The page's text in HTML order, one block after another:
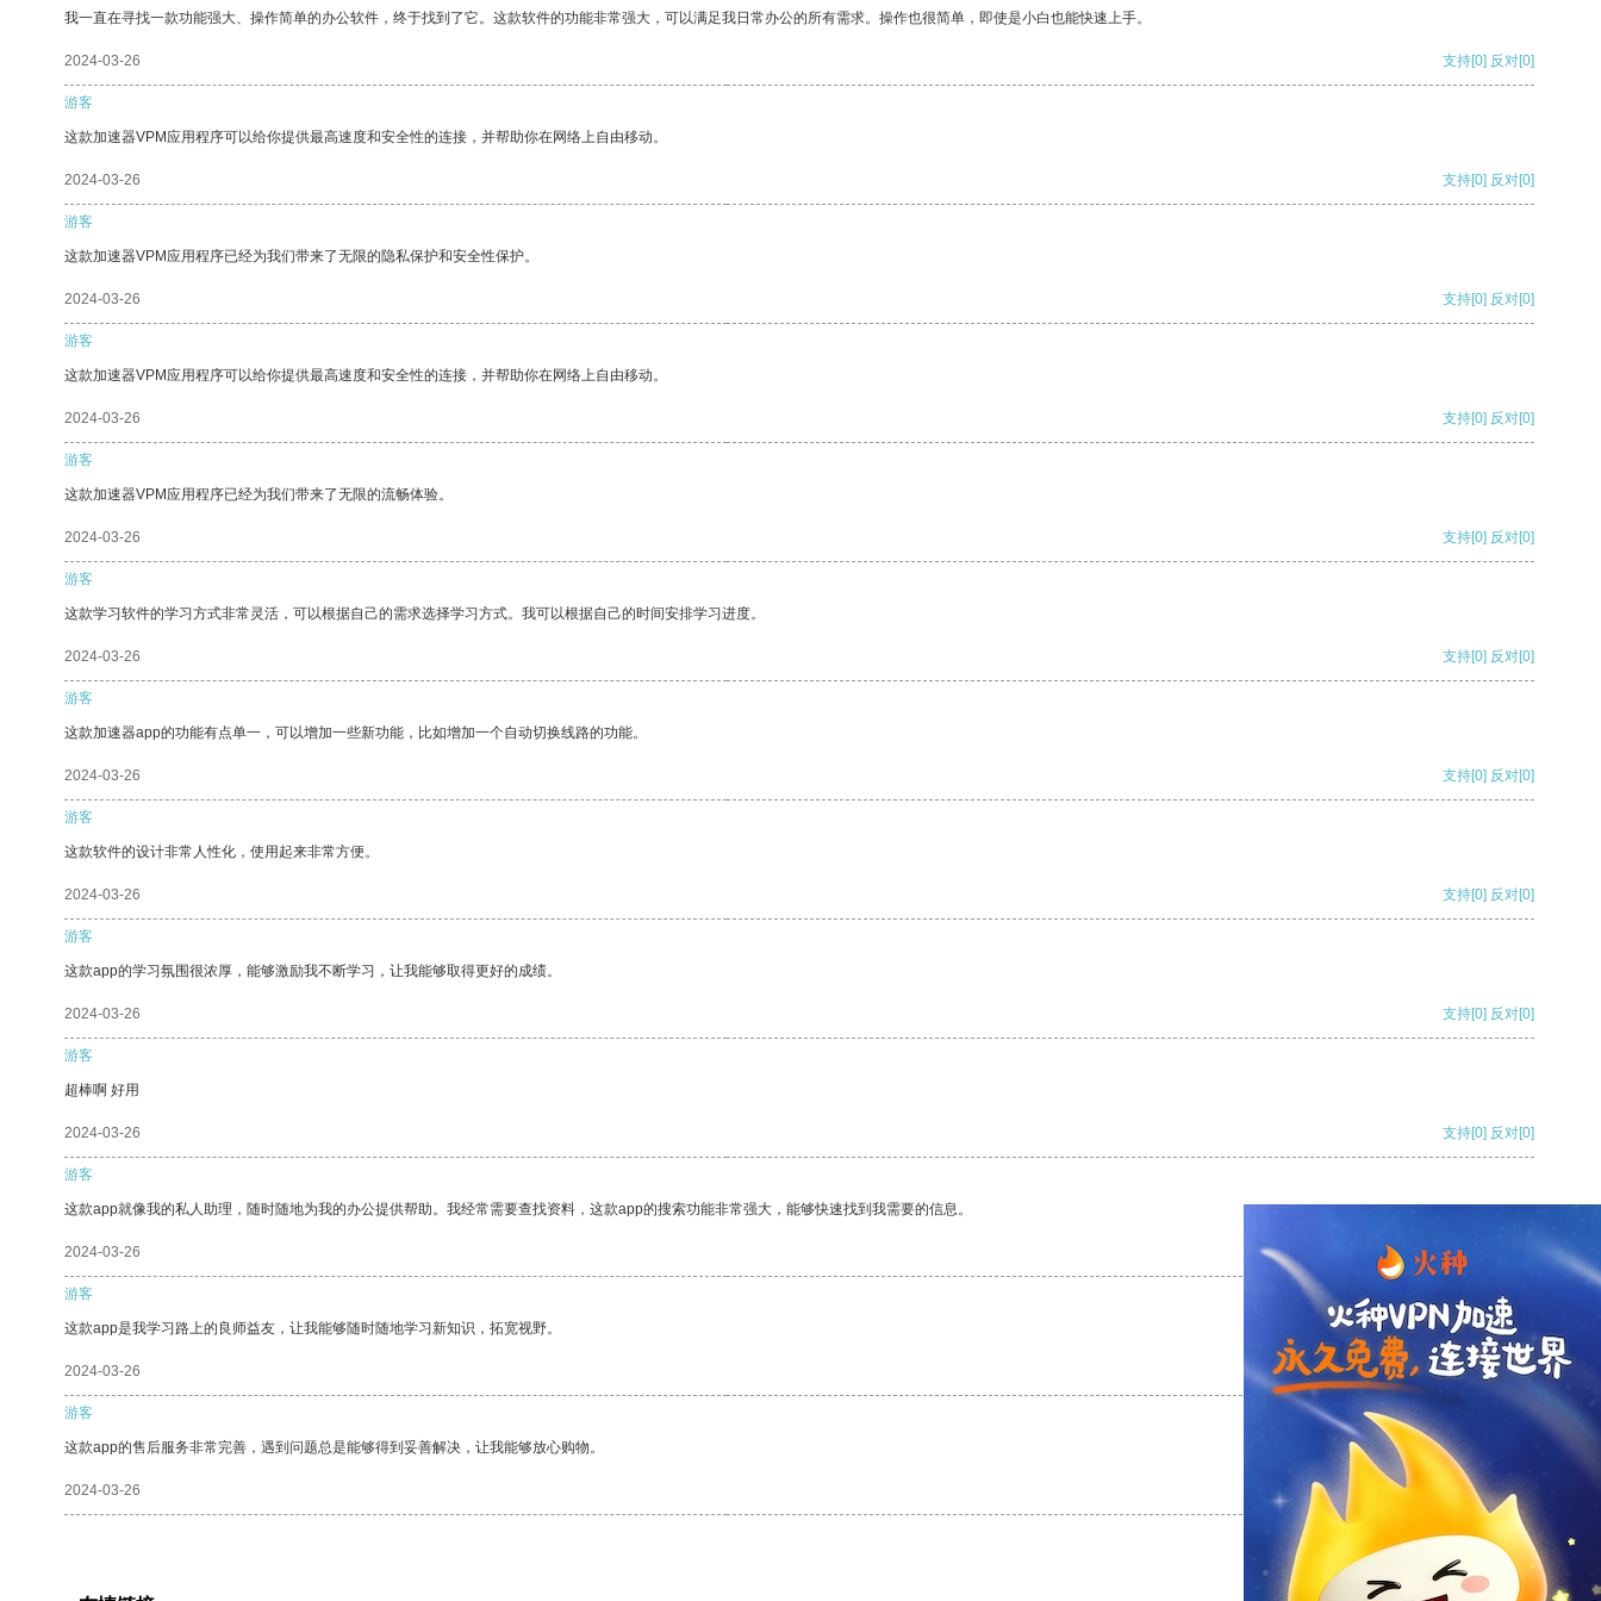
我一直在寻找一款功能强大、操作简单的办公软件，终于找到了它。这款软件的功能非常强大，可以满足我日常办公的所有需求。操作也很简单，即使是小白也能快速上手。
2024-03-26 支持[0] 反对[0]
游客
这款加速器VPM应用程序可以给你提供最高速度和安全性的连接，并帮助你在网络上自由移动。
2024-03-26 支持[0] 反对[0]
游客
这款加速器VPM应用程序已经为我们带来了无限的隐私保护和安全性保护。
2024-03-26 支持[0] 反对[0]
游客
这款加速器VPM应用程序可以给你提供最高速度和安全性的连接，并帮助你在网络上自由移动。
2024-03-26 支持[0] 反对[0]
游客
这款加速器VPM应用程序已经为我们带来了无限的流畅体验。
2024-03-26 支持[0] 反对[0]
游客
这款学习软件的学习方式非常灵活，可以根据自己的需求选择学习方式。我可以根据自己的时间安排学习进度。
2024-03-26 支持[0] 反对[0]
游客
这款加速器app的功能有点单一，可以增加一些新功能，比如增加一个自动切换线路的功能。
2024-03-26 支持[0] 反对[0]
游客
这款软件的设计非常人性化，使用起来非常方便。
2024-03-26 支持[0] 反对[0]
游客
这款app的学习氛围很浓厚，能够激励我不断学习，让我能够取得更好的成绩。
2024-03-26 支持[0] 反对[0]
游客
超棒啊 好用
2024-03-26 支持[0] 反对[0]
游客
这款app就像我的私人助理，随时随地为我的办公提供帮助。我经常需要查找资料，这款app的搜索功能非常强大，能够快速找到我需要的信息。
2024-03-26 支持
游客
这款app是我学习路上的良师益友，让我能够随时随地学习新知识，拓宽视野。
2024-03-26 支持[0] 反对[0]
游客
这款app的售后服务非常完善，遇到问题总是能够得到妥善解决，让我能够放心购物。
2024-03-26 支持[0] 反对[0]